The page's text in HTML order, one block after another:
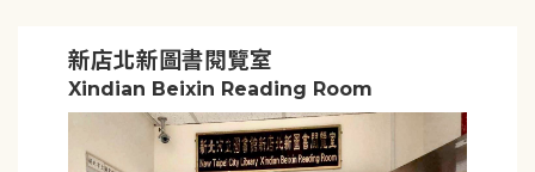
新店北新圖書閱覽室
Xindian Beixin Reading Room